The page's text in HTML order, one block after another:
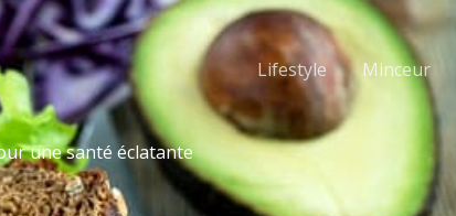
Lifestyle Minceur
une santé éclatante